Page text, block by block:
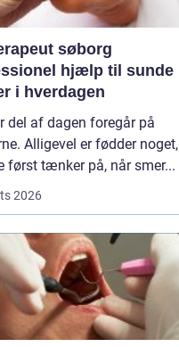
søborg
hjælp til sunde
i hverdagen
del af dagen foregår på
Alligevel er fødder noget,
først tænker på, når smer...
2026